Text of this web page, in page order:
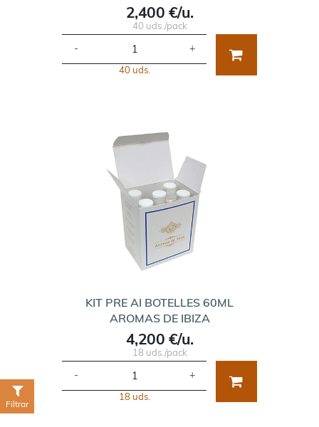
2,400 €/u.
40 uds./pack
- +
40 uds.
KIT PRE AI BOTELLES 60ML
AROMAS DE IBIZA
4,200 €/u.
18 uds./pack
- +
18 uds.
Filtrar